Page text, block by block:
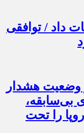
داد / توافقی
وضعیت هشدار
بی‌سابقه،
را تحت